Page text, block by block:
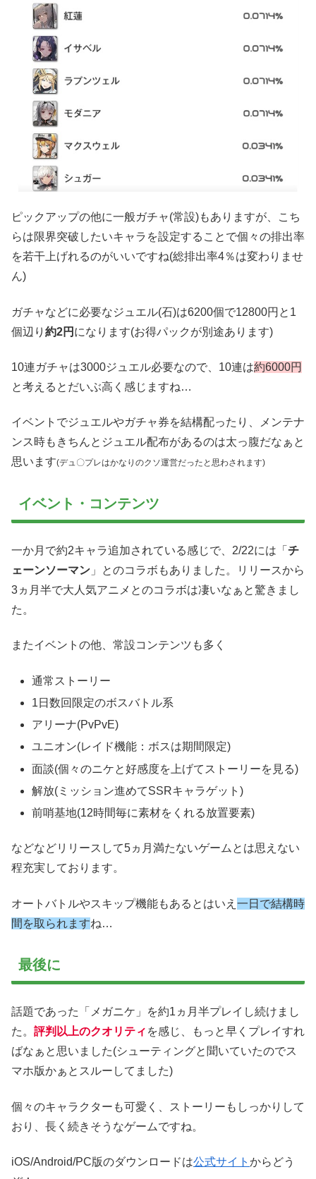
ピックアップの他に一般ガチャ(常設)もありますが、こち
らは限界突破したいキャラを設定することで個々の排出率
を若干上げれるのがいいですね(総排出率4％は変わりませ
ん)
ガチャなどに必要なジュエル(石)は6200個で12800円と1
個辺り 約2円 になります(お得パックが別途あります)
10連ガチャは3000ジュエル必要なので、10連は約6000円
と考えるとだいぶ高く感じますね…
イベントでジュエルやガチャ券を結構配ったり、メンテナ
ンス時もきちんとジュエル配布があるのは太っ腹だなぁと
思います(デュ〇プレはかなりのクソ運営だったと思わされます)
イベント・コンテンツ
一か月で約2キャラ追加されている感じで、2/22には「 チ
ェーンソーマン 」とのコラボもありました。リリースから
3ヵ月半で大人気アニメとのコラボは凄いなぁと驚きまし
た。
またイベントの他、常設コンテンツも多く
通常ストーリー
1日数回限定のボスバトル系
アリーナ(PvPvE)
ユニオン(レイド機能：ボスは期間限定)
面談(個々のニケと好感度を上げてストーリーを見る)
解放(ミッション進めてSSRキャラゲット)
前哨基地(12時間毎に素材をくれる放置要素)
などなどリリースして5ヵ月満たないゲームとは思えない
程充実しております。
オートバトルやスキップ機能もあるとはいえ 一日で結構時
間を取られますね…
最後に
話題であった「メガニケ」を約1ヵ月半プレイし続けまし
た。 評判以上のクオリティ を感じ、もっと早くプレイすれ
ばなぁと思いました(シューティングと聞いていたのでス
マホ版かぁとスルーしてました)
個々のキャラクターも可愛く、ストーリーもしっかりして
おり、長く続きそうなゲームですね。
iOS/Android/PC版のダウンロードは公式サイト からどう